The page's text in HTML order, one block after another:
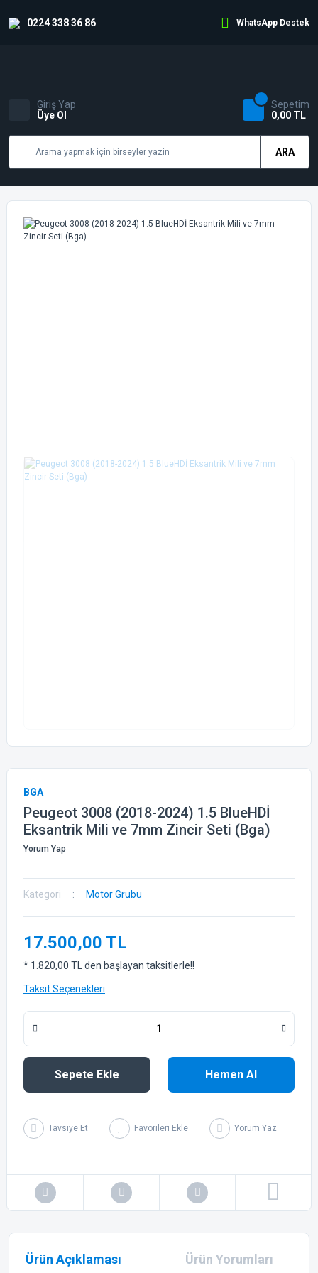
0224 338 36 86 WhatsApp Destek
ARA
Giriş Yap
Üye Ol
Sepetim
0,00 TL
BGA
Peugeot 3008 (2018-2024) 1.5 BlueHDİ
Eksantrik Mili ve 7mm Zincir Seti (Bga)
Yorum Yap
Kategori Motor Grubu
17.500,00 TL
* 1.820,00 TL den başlayan taksitlerle!!
Taksit Seçenekleri
Sepete Ekle Hemen Al
Tavsiye Et Yorum Yaz
Ürün Açıklaması Ürün Yorumları